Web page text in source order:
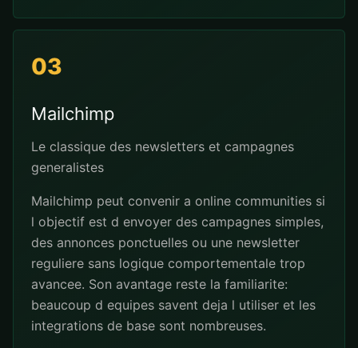
03
Mailchimp
Le classique des newsletters et campagnes
generalistes
Mailchimp peut convenir a online communities si
l objectif est d envoyer des campagnes simples,
des annonces ponctuelles ou une newsletter
reguliere sans logique comportementale trop
avancee. Son avantage reste la familiarite:
beaucoup d equipes savent deja l utiliser et les
integrations de base sont nombreuses.